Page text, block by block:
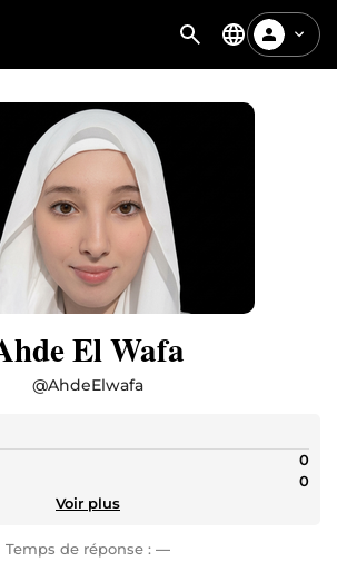
El Wafa
@AhdeElwafa
0
0
Voir plus
Temps de réponse : —